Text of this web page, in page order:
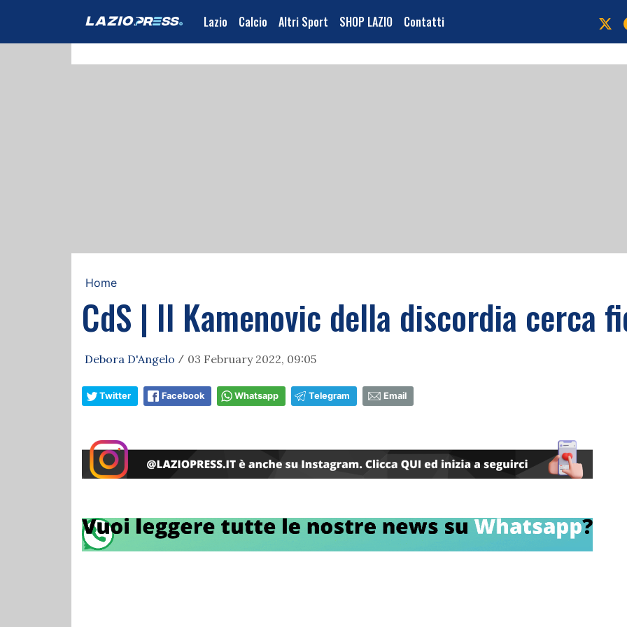
Lazio Calcio Altri Sport SHOP LAZIO Contatti
Home
CdS | Il Kamenovic della discordia cerca
Debora D'Angelo / 03 February 2022, 09:05
Twitter Facebook Whatsapp Telegram Email